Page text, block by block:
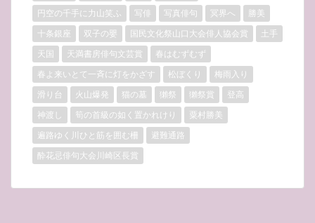
円空の千手に力山笑ふ
写俳 写真俳句 冥界へ
勝美
十条銀座
双子の嬰 国民文化祭山口大会俳人協会賞
土手
天国
天満書房俳句文芸賞
春はむずむず
春よ来いとて一斉に灯をかざす
松ぼくり
梅雨入り
滑り台
火山爆発 猫の墓 獺祭 獺祭賞
登高
神渡し
筍の首級の如く置かれけり
粟村勝美
遍路ゆく川ひと筋を囲む柵
避難通路
酔花忌俳句大会川崎区長賞